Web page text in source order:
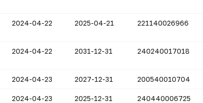
2024-04-22 2025-04-21 221140026966
2024-04-22 2031-12-31 240240017018
2024-04-23 2027-12-31 200540010704
2024-04-23 2025-12-31 240440006725